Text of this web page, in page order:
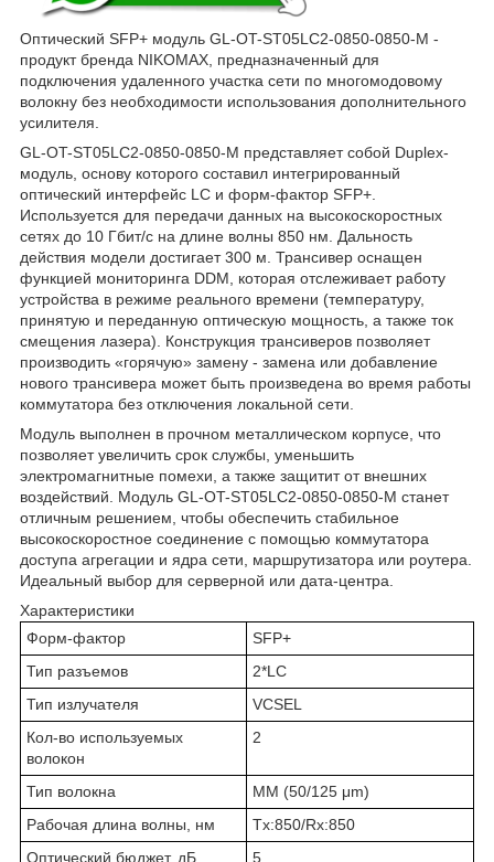
Оптический SFP+ модуль GL-OT-ST05LC2-0850-0850-M -
продукт бренда NIKOMAX, предназначенный для
подключения удаленного участка сети по многомодовому
волокну без необходимости использования дополнительного
усилителя.
GL-OT-ST05LC2-0850-0850-M представляет собой Duplex-
модуль, основу которого составил интегрированный
оптический интерфейс LC и форм-фактор SFP+.
Используется для передачи данных на высокоскоростных
сетях до 10 Гбит/с на длине волны 850 нм. Дальность
действия модели достигает 300 м. Трансивер оснащен
функцией мониторинга DDM, которая отслеживает работу
устройства в режиме реального времени (температуру,
принятую и переданную оптическую мощность, а также ток
смещения лазера). Конструкция трансиверов позволяет
производить «горячую» замену - замена или добавление
нового трансивера может быть произведена во время работы
коммутатора без отключения локальной сети.
Модуль выполнен в прочном металлическом корпусе, что
позволяет увеличить срок службы, уменьшить
электромагнитные помехи, а также защитит от внешних
воздействий. Модуль GL-OT-ST05LC2-0850-0850-M станет
отличным решением, чтобы обеспечить стабильное
высокоскоростное соединение с помощью коммутатора
доступа агрегации и ядра сети, маршрутизатора или роутера.
Идеальный выбор для серверной или дата-центра.
Характеристики
Форм-фактор
SFP+
Тип разъемов
2*LC
Тип излучателя
VCSEL
Кол-во используемых
волокон
2
Тип волокна
ММ (50/125 μm)
Рабочая длина волны, нм
Tx:850/Rx:850
Оптический бюджет, дБ
5